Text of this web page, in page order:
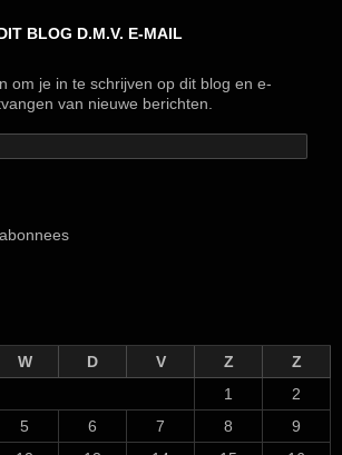
BLOG D.M.V. E-MAIL
om je in te schrijven op dit blog en e-
van nieuwe berichten.
W D V Z
Z
1
2
5 6 7 8
9